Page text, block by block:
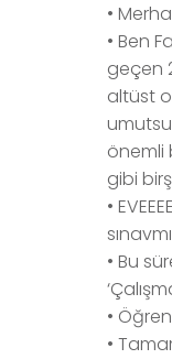
•
• Ben
geçen
altüst
önemli
gibi
•
• Bu
•
•